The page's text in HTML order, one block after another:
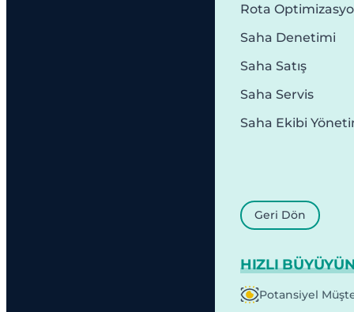
Rota
Saha Denetimi
Saha Satış
Saha Servis
Saha Ekibi
Geri Dön
HIZLI
Potansiyel